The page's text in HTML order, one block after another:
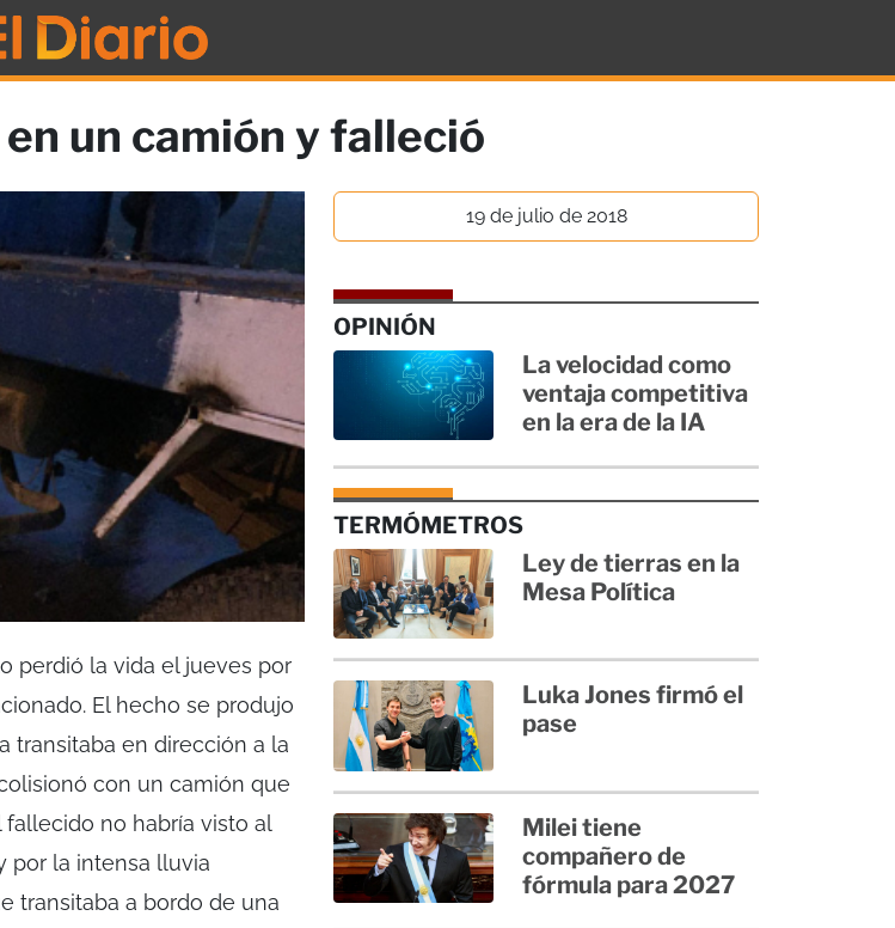
un camión y falleció
perdió la vida el jueves por
El hecho se produjo
transitaba en dirección a la
con un camión que
no habría visto al
por la intensa lluvia
transitaba a bordo de una
19 de julio de 2018
OPINIÓN
La velocidad como
ventaja competitiva
en la era de la IA
TERMÓMETROS
Ley de tierras en la
Mesa Política
Luka Jones firmó el
pase
Milei tiene
compañero de
fórmula para 2027